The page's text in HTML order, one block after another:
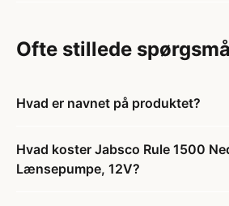
Ofte stillede
Hvad er navnet på produktet?
Hvad koster Jabsco Rule 1500
Lænsepumpe, 12V?